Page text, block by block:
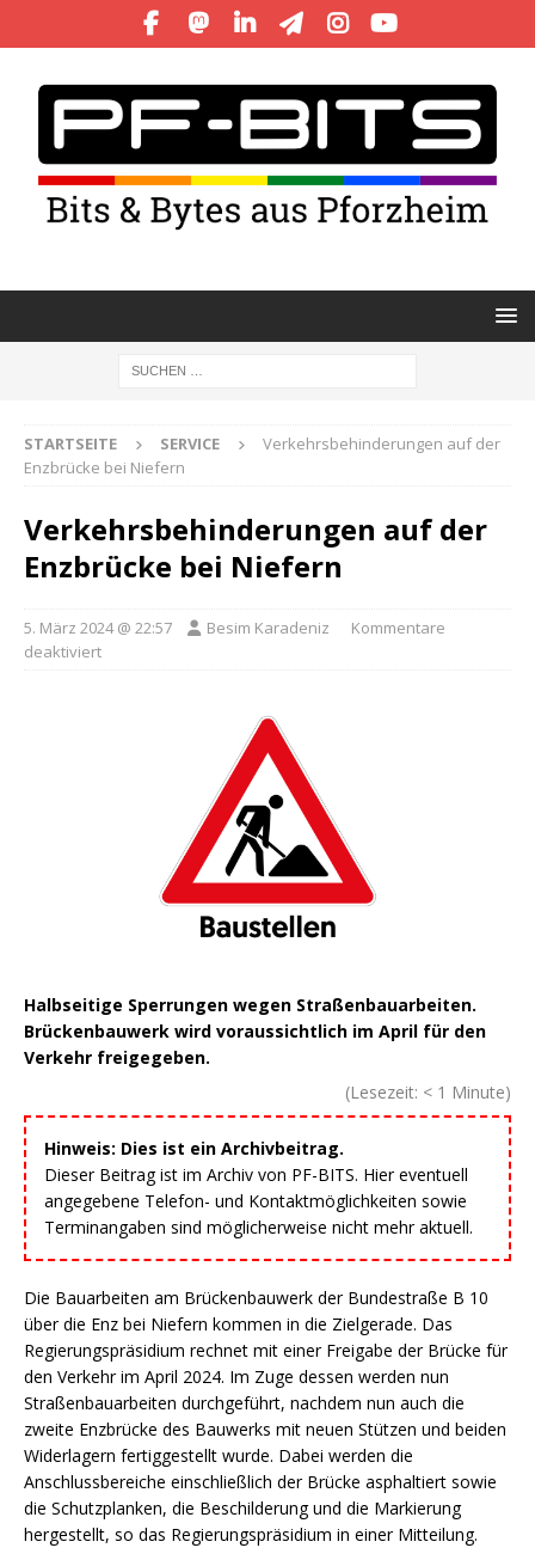
STARTSEITE SERVICE
Verkehrsbehinderungen auf der
Enzbrücke bei Niefern
Verkehrsbehinderungen auf der
Enzbrücke bei Niefern
5. März 2024 @ 22:57 Besim Karadeniz
Kommentare
deaktiviert
Halbseitige Sperrungen wegen Straßenbauarbeiten.
Brückenbauwerk wird voraussichtlich im April für den
Verkehr freigegeben.
(Lesezeit: < 1 Minute)
Hinweis: Dies ist ein Archivbeitrag.
Dieser Beitrag ist im Archiv von PF-BITS. Hier eventuell
angegebene Telefon- und Kontaktmöglichkeiten sowie
Terminangaben sind möglicherweise nicht mehr aktuell.
Die Bauarbeiten am Brückenbauwerk der Bundestraße B 10
über die Enz bei Niefern kommen in die Zielgerade. Das
Regierungspräsidium rechnet mit einer Freigabe der Brücke für
den Verkehr im April 2024. Im Zuge dessen werden nun
Straßenbauarbeiten durchgeführt, nachdem nun auch die
zweite Enzbrücke des Bauwerks mit neuen Stützen und beiden
Widerlagern fertiggestellt wurde. Dabei werden die
Anschlussbereiche einschließlich der Brücke asphaltiert sowie
die Schutzplanken, die Beschilderung und die Markierung
hergestellt, so das Regierungspräsidium in einer Mitteilung.